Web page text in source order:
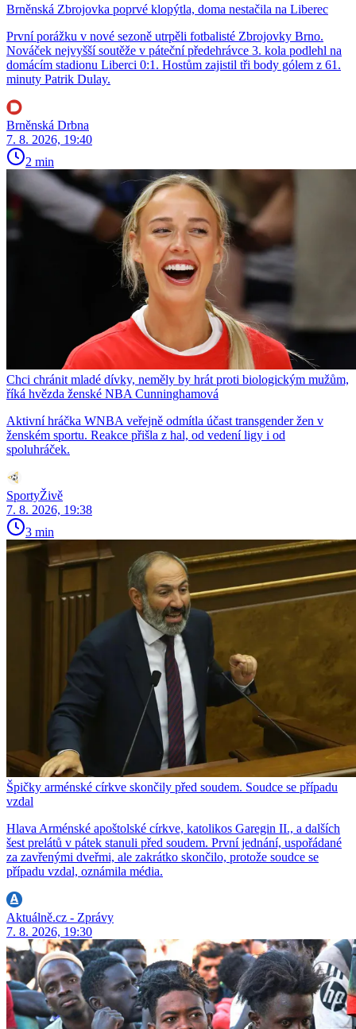
Brněnská Zbrojovka poprvé klopýtla, doma nestačila na Liberec
První porážku v nové sezoně utrpěli fotbalisté Zbrojovky Brno.
Nováček nejvyšší soutěže v páteční předehrávce 3. kola podlehl na
domácím stadionu Liberci 0:1. Hostům zajistil tři body gólem z 61.
minuty Patrik Dulay.
Brněnská Drbna
7. 8. 2026, 19:40
2 min
Chci chránit mladé dívky, neměly by hrát proti biologickým mužům,
říká hvězda ženské NBA Cunninghamová
Aktivní hráčka WNBA veřejně odmítla účast transgender žen v
ženském sportu. Reakce přišla z hal, od vedení ligy i od
spoluhráček.
SportyŽivě
7. 8. 2026, 19:38
3 min
Špičky arménské církve skončily před soudem. Soudce se případu
vzdal
Hlava Arménské apoštolské církve, katolikos Garegin II., a dalších
šest prelátů v pátek stanuli před soudem. První jednání, uspořádané
za zavřenými dveřmi, ale zakrátko skončilo, protože soudce se
případu vzdal, oznámila média.
Aktuálně.cz - Zprávy
7. 8. 2026, 19:30